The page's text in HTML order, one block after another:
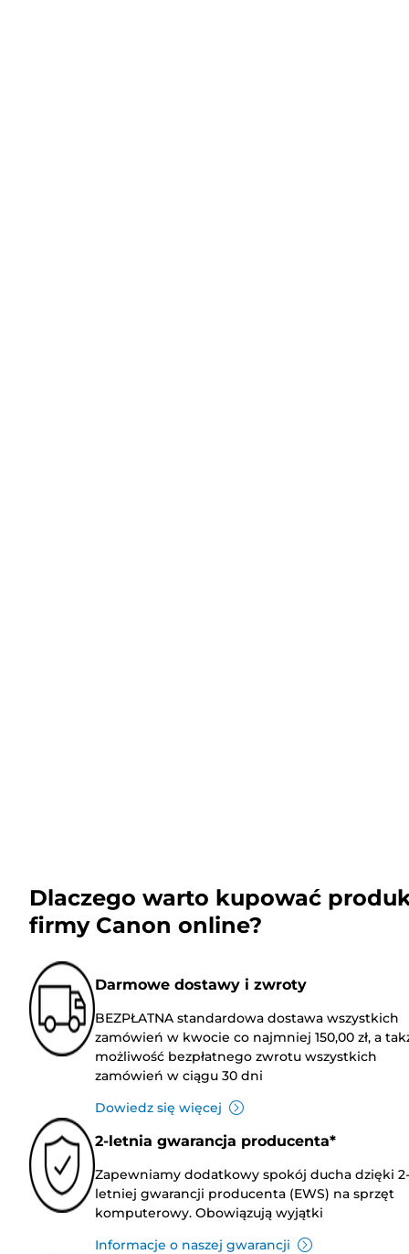
Dlaczego warto kupować
firmy Canon online?
Darmowe dostawy i zwroty
BEZPŁATNA standardowa dostawa wszystkich
zamówień w kwocie co najmniej 150,00 zł, a
możliwość bezpłatnego zwrotu wszystkich
zamówień w ciągu 30 dni
Dowiedz się więcej
2-letnia gwarancja producenta*
Zapewniamy dodatkowy spokój ducha dzięki 2-
letniej gwarancji producenta (EWS) na sprzęt
komputerowy. Obowiązują wyjątki
Informacje o naszej gwarancji